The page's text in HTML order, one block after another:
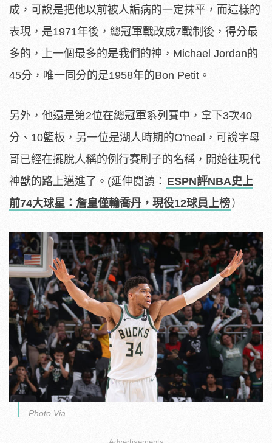
成，可說是把他以前被人詬病的一定抹平，而這樣的
表現，是1971年後，總冠軍戰改成7戰制後，得分最
多的，上一個最多的是我們的神，Michael Jordan的
45分，唯一同分的是1958年的Bon Petit。
另外，他還是第2位在總冠軍系列賽中，拿下3次40
分、10籃板，另一位是湖人時期的O'neal，可說字母
哥已經在擺脫人稱的例行賽刷子的名稱，開始往現代
神獸的路上邁進了。(延伸閱讀： ESPN評NBA史上
前74大球星：詹皇僅輸喬丹，現役12球員上榜）
Photo Via